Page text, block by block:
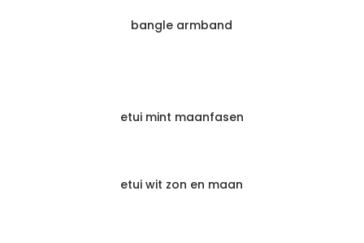
bangle armband
etui mint maanfasen
etui wit zon en maan